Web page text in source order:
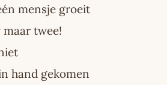
mensje groeit
twee!
hand gekomen